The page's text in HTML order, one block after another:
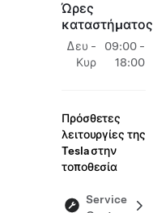
Ώρες
καταστήματος
Δευ -
Κυρ
09:00 -
18:00
Πρόσθετες
λειτουργίες της
Tesla στην
τοποθεσία
Service